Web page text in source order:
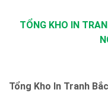
TỔNG KHO IN
Tổng Kho In Tranh